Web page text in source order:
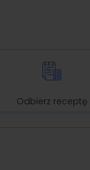
Odbierz receptę